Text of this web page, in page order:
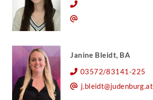
Janine Bleidt, BA
03572/83141-225
j.bleidt@judenburg.at